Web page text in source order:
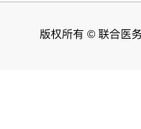
版权所有 © 联合医